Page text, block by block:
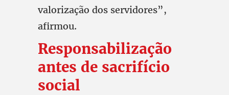
valorização dos servidores”,
afirmou.
Responsabilização
antes de sacrifício
social